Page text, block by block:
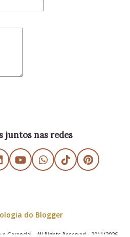
juntos nas redes
do Blogger
e Gerencial - All Rights Reserved - 2011/2026